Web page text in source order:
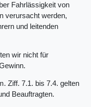
Fahrlässigkeit von
verursacht werden,
und leitenden
wir nicht für
Ziff. 7.1. bis 7.4. gelten
Beauftragten.